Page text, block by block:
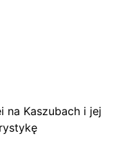
na Kaszubach i jej